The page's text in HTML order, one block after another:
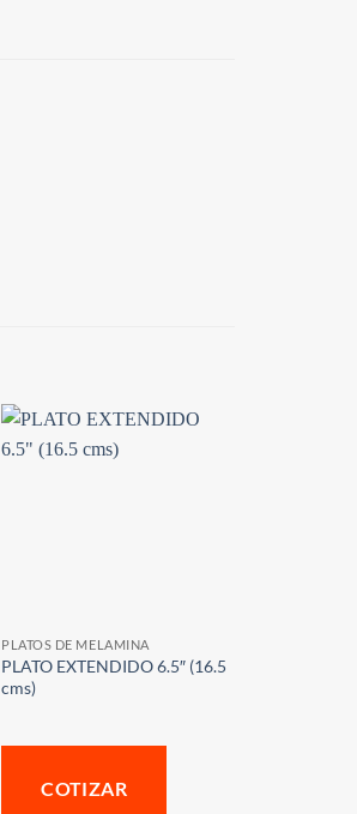
PLATOS DE MELAMINA
PLATO EXTENDIDO 6.5″ (16.5
cms)
COTIZAR